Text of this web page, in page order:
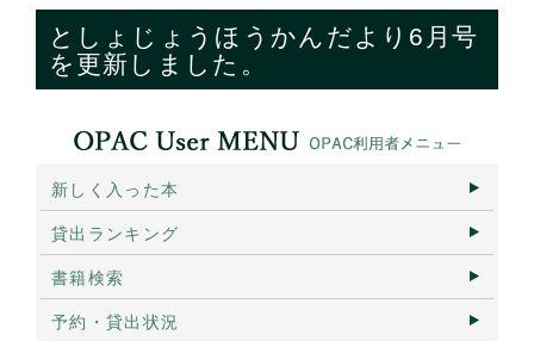
としょじょうほうかんだより6月号
を更新しました。
新しく入った本
貸出ランキング
書籍検索
予約・貸出状況